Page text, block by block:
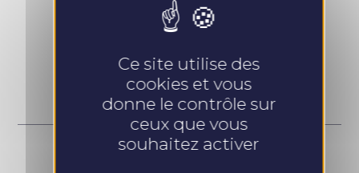
Ce site utilise des
cookies et vous
donne le contrôle sur
ceux que vous
souhaitez activer